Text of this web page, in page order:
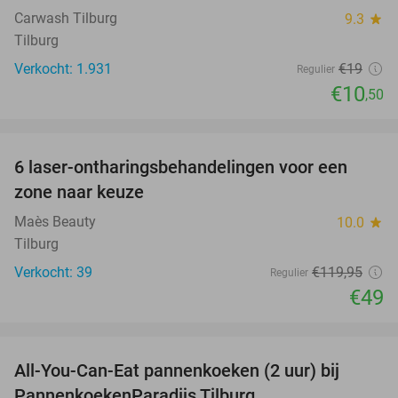
Carwash Tilburg 9.3 star
Tilburg
Verkocht: 1.931
Regulier €19
€10,50
59%
6 laser-ontharingsbehandelingen voor een
zone naar keuze
Maès Beauty 10.0 star
Tilburg
Verkocht: 39
Regulier €119,95
€49
All-You-Can-Eat pannenkoeken (2 uur) bij